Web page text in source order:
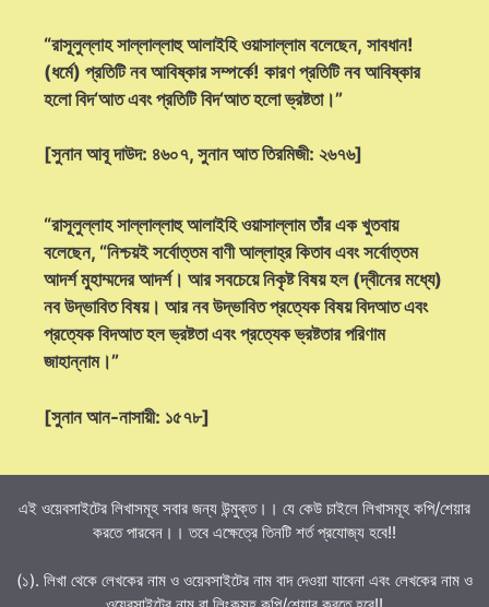
“রাসূলুল্লাহ সাল্লাল্লাহু আলাইহি ওয়াসাল্লাম বলেছেন, সাবধান!
(ধর্মে) প্রতিটি নব আবিষ্কার সম্পর্কে! কারণ প্রতিটি নব আবিষ্কার
হলো বিদ‘আত এবং প্রতিটি বিদ‘আত হলো ভ্রষ্টতা।”
[সুনান আবূ দাউদ: ৪৬০৭, সুনান আত তিরমিজী: ২৬৭৬]
“রাসূলুল্লাহ সাল্লাল্লাহু আলাইহি ওয়াসাল্লাম তাঁর এক খুতবায়
বলেছেন, “নিশ্চয়ই সর্বোত্তম বাণী আল্লাহ্‌র কিতাব এবং সর্বোত্তম
আদর্শ মুহাম্মদের আদর্শ। আর সবচেয়ে নিকৃষ্ট বিষয় হল (দ্বীনের মধ্যে)
নব উদ্ভাবিত বিষয়। আর নব উদ্ভাবিত প্রত্যেক বিষয় বিদআত এবং
প্রত্যেক বিদআত হল ভ্রষ্টতা এবং প্রত্যেক ভ্রষ্টতার পরিণাম
জাহান্নাম।”
[সুনান আন-নাসায়ী: ১৫৭৮]
এই ওয়েবসাইটের লিখাসমূহ সবার জন্য উন্মুক্ত।। যে কেউ চাইলে লিখাসমূহ কপি/শেয়ার
করতে পারবেন।। তবে এক্ষেত্রে তিনটি শর্ত প্রযোজ্য হবে!!
(১). লিখা থেকে লেখকের নাম ও ওয়েবসাইটের নাম বাদ দেওয়া যাবেনা এবং লেখকের নাম ও